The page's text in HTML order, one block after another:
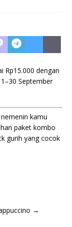
Rp15.000 dengan
September
kamu
paket kombo
gurih yang cocok
→